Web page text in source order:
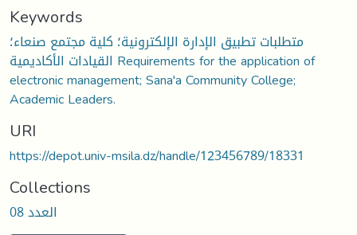
Keywords
متطلبات تطبيق الإدارة الإلكترونية؛ كلية مجتمع صنعاء؛
القيادات الأكاديمية Requirements for the application of
electronic management; Sana'a Community College;
Academic Leaders.
URI
https://depot.univ-msila.dz/handle/123456789/18331
Collections
العدد 08